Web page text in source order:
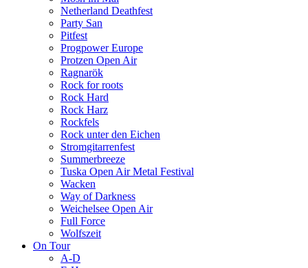
Netherland Deathfest
Party San
Pitfest
Progpower Europe
Protzen Open Air
Ragnarök
Rock for roots
Rock Hard
Rock Harz
Rockfels
Rock unter den Eichen
Stromgitarrenfest
Summerbreeze
Tuska Open Air Metal Festival
Wacken
Way of Darkness
Weichelsee Open Air
Full Force
Wolfszeit
On Tour
A-D